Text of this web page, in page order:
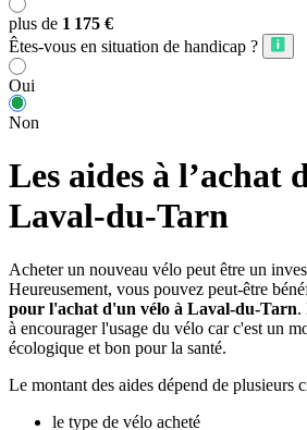
plus de 1 175 €
Êtes-vous en situation de handicap ?
Oui
Non
Les aides à l’achat
Laval-du-Tarn
Acheter un nouveau vélo peut être un
Heureusement, vous pouvez peut-être
pour l'achat d'un vélo à Laval-du-Tarn.
à encourager l'usage du vélo car c'est un
écologique et bon pour la santé.
Le montant des aides dépend de plusieurs
le type de vélo acheté